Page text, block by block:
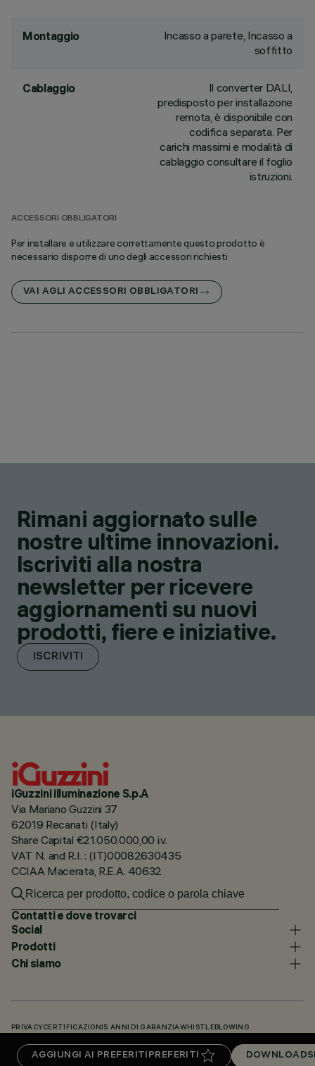
AGGIUNGI AI PREFERITI PREFERITI DOWNLOADS
Montaggio
Incasso a parete, Incasso a
soffitto
Cablaggio
Il converter DALI,
predisposto per installazione
remota, è disponibile con
codifica separata. Per
carichi massimi e modalità di
cablaggio consultare il foglio
istruzioni.
ACCESSORI OBBLIGATORI
Per installare e utilizzare correttamente questo prodotto è
necessario disporre di uno degli accessori richiesti
VAI AGLI ACCESSORI OBBLIGATORI
Rimani aggiornato sulle
nostre ultime innovazioni.
Iscriviti alla nostra
newsletter per ricevere
aggiornamenti su nuovi
prodotti, fiere e iniziative.
ISCRIVITI
iGuzzini illuminazione S.p.A
Via Mariano Guzzini 37
62019 Recanati (Italy)
Share Capital €21.050.000,00 i.v.
VAT N. and R.I. : (IT)00082630435
CCIAA Macerata, R.E.A. 40632
Contatti e dove trovarci
Social
Prodotti
Chi siamo
PRIVACY CERTIFICAZIONI 5 ANNI DI GARANZIAWHISTLEBLOWING
KNOWLEDGE BASE (LOGIN NECESSARIO)DOWNLOADS